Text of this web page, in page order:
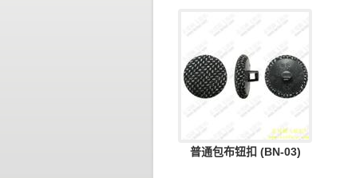
普通包布钮扣 (BN-03)